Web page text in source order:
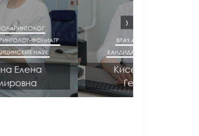
ВРАЧ АКУШЕР-ГИНЕКОЛОГ
КАНДИДАТ МЕДИЦИНСКИХ НАУК
Киселева Галина
Геннадьевна
›